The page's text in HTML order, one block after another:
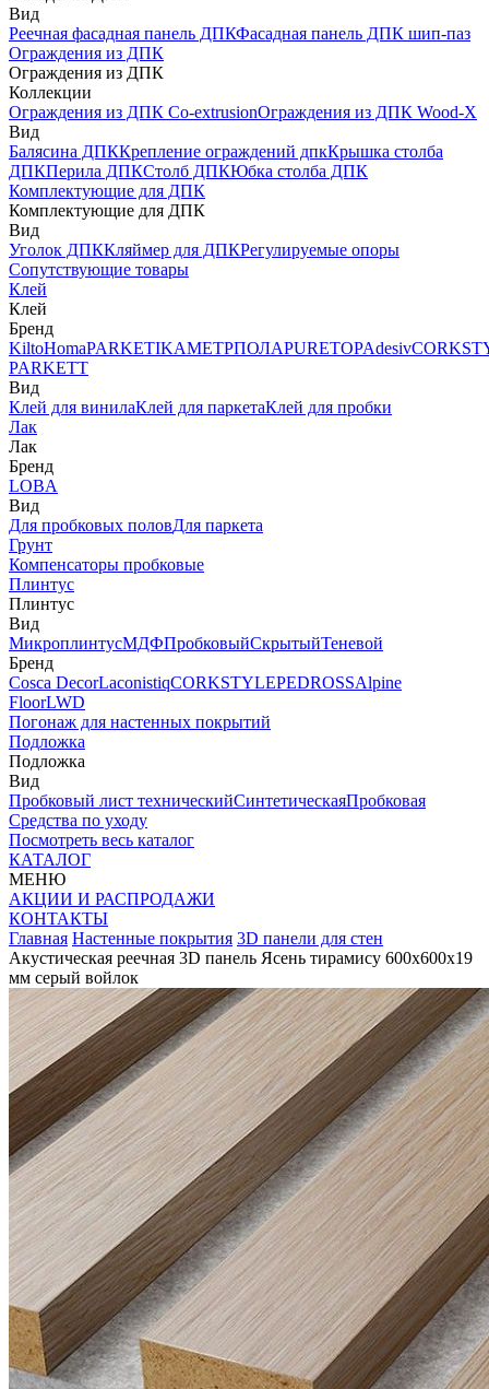
Вид
Реечная фасадная панель ДПКФасадная панель ДПК шип-паз
Ограждения из ДПК
Ограждения из ДПК
Коллекции
Ограждения из ДПК Co-extrusionОграждения из ДПК Wood-X
Вид
Балясина ДПККрепление ограждений дпкКрышка столба
ДПКПерила ДПКСтолб ДПКЮбка столба ДПК
Комплектующие для ДПК
Комплектующие для ДПК
Вид
Уголок ДПККляймер для ДПКРегулируемые опоры
Сопутствующие товары
Клей
Клей
Бренд
KiltoHomaPARKETIKAМЕТРПОЛАPURETOPAdesiv
PARKETT
Вид
Клей для винилаКлей для паркетаКлей для пробки
Лак
Лак
Бренд
LOBA
Вид
Для пробковых половДля паркета
Грунт
Компенсаторы пробковые
Плинтус
Плинтус
Вид
МикроплинтусМДФПробковыйСкрытыйТеневой
Бренд
Cosca DecorLaconistiqCORKSTYLEPEDROSSAlpine
FloorLWD
Погонаж для настенных покрытий
Подложка
Подложка
Вид
Пробковый лист техническийСинтетическаяПробковая
Средства по уходу
Посмотреть весь каталог
КАТАЛОГ
МЕНЮ
АКЦИИ И РАСПРОДАЖИ
КОНТАКТЫ
Главная Настенные покрытия 3D панели для стен
Акустическая реечная 3D панель Ясень тирамису 600x600x19
мм серый войлок